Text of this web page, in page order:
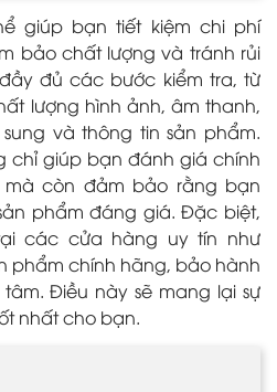
giúp bạn tiết kiệm chi phí
bảo chất lượng và tránh rủi
đủ các bước kiểm tra, từ
lượng hình ảnh, âm thanh,
và thông tin sản phẩm.
chỉ giúp bạn đánh giá chính
còn đảm bảo rằng bạn
phẩm đáng giá. Đặc biệt,
các cửa hàng uy tín như
phẩm chính hãng, bảo hành
Điều này sẽ mang lại sự
nhất cho bạn.